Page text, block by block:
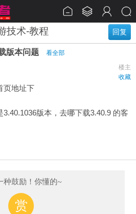
回复
技术-教程
版本问题
看全部
楼主
收藏
页地址下
版本，去哪下载3.40.9 的客
种鼓励！你懂的~
赏